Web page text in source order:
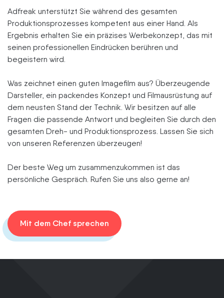
Adfreak unterstützt Sie während des gesamten
Produktionsprozesses kompetent aus einer Hand. Als
Ergebnis erhalten Sie ein präzises Werbekonzept, das mit
seinen professionellen Eindrücken berühren und
begeistern wird.
Was zeichnet einen guten Imagefilm aus? Überzeugende
Darsteller, ein packendes Konzept und Filmausrüstung auf
dem neusten Stand der Technik. Wir besitzen auf alle
Fragen die passende Antwort und begleiten Sie durch den
gesamten Dreh- und Produktionsprozess. Lassen Sie sich
von unseren Referenzen überzeugen!
Der beste Weg um zusammenzukommen ist das
persönliche Gespräch. Rufen Sie uns also gerne an!
Mit dem Chef sprechen